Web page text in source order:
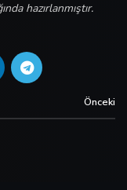
hazırlanmıştır.
Önceki